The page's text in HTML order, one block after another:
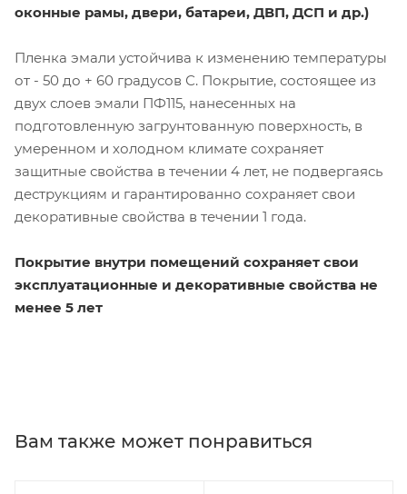
оконные рамы, двери, батареи, ДВП, ДСП и др.)
Пленка эмали устойчива к изменению температуры
от - 50 до + 60 градусов С. Покрытие, состоящее из
двух слоев эмали ПФ115, нанесенных на
подготовленную загрунтованную поверхность, в
умеренном и холодном климате сохраняет
защитные свойства в течении 4 лет, не подвергаясь
деструкциям и гарантированно сохраняет свои
декоративные свойства в течении 1 года.
Покрытие внутри помещений сохраняет свои
эксплуатационные и декоративные свойства не
менее 5 лет
Вам также может понравиться